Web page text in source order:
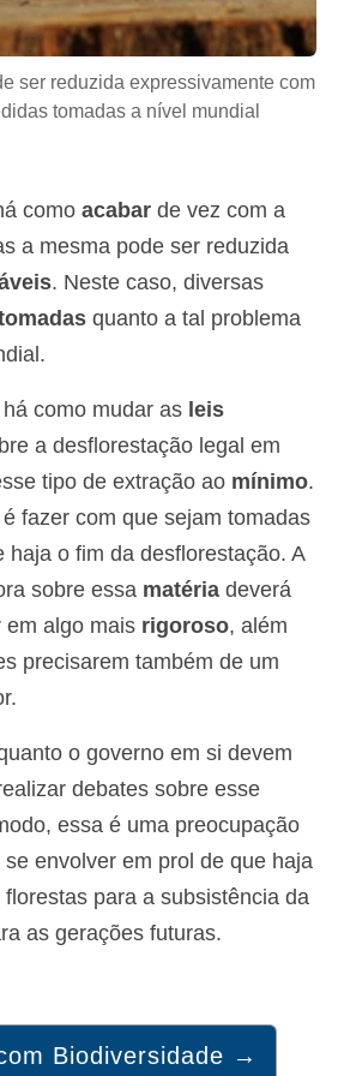
ser reduzida expressivamente com
tomadas a nível mundial
como acabar de vez com a
a mesma pode ser reduzida
. Neste caso, diversas
quanto a tal problema
como mudar as leis
a desflorestação legal em
tipo de extração ao mínimo.
fazer com que sejam tomadas
haja o fim da desflorestação. A
sobre essa matéria deverá
em algo mais rigoroso, além
precisarem também de um
o governo em si devem
debates sobre esse
essa é uma preocupação
envolver em prol de que haja
para a subsistência da
as gerações futuras.
Biodiversidade →